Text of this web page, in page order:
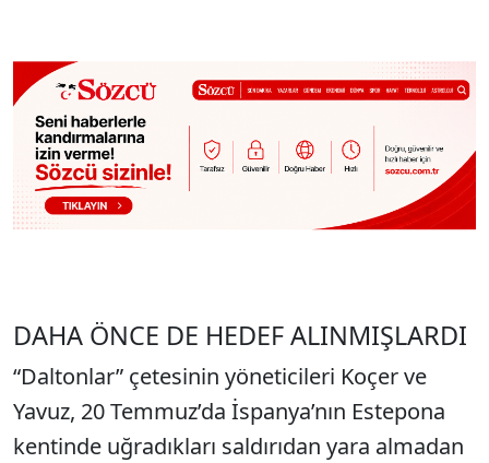
DAHA ÖNCE DE HEDEF ALINMIŞLARDI
“Daltonlar” çetesinin yöneticileri Koçer ve
Yavuz, 20 Temmuz’da İspanya’nın Estepona
kentinde uğradıkları saldırıdan yara almadan